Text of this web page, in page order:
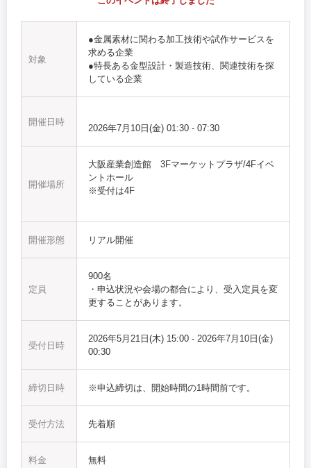
対象
●金属素材に関わる加工技術や試作サービスを
求める企業
●特長ある金型設計・製造技術、関連技術を探
している企業
開催日時
2026年7月10日(金) 01:30 - 07:30
開催場所
大阪産業創造館 3Fマーケットプラザ/4Fイベ
ントホール
※受付は4F
開催形態 リアル開催
定員
900名
・申込状況や会場の都合により、受入定員を変
更することがあります。
受付日時
2026年5月21日(木) 15:00 - 2026年7月10日(金)
00:30
締切日時 ※申込締切は、開始時間の1時間前です。
受付方法 先着順
料金 無料